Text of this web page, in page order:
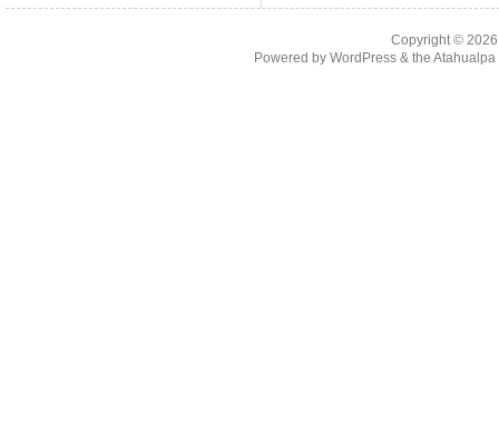
Copyright ©
Powered by WordPress& the Atahualpa